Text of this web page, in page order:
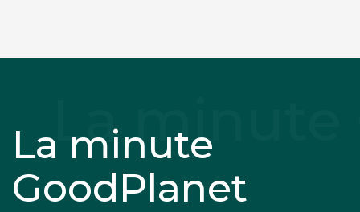
La minute
GoodPlanet